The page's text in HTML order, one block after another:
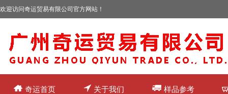
欢迎访问奇运贸易有限公司官方网站！
奇运首页 关于我们 样品参考